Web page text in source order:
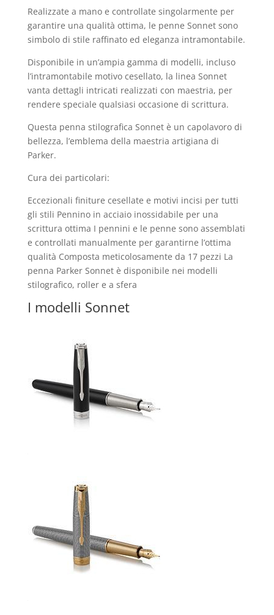
Realizzate a mano e controllate singolarmente per
garantire una qualità ottima, le penne Sonnet sono
simbolo di stile raffinato ed eleganza intramontabile.
Disponibile in un’ampia gamma di modelli, incluso
l’intramontabile motivo cesellato, la linea Sonnet
vanta dettagli intricati realizzati con maestria, per
rendere speciale qualsiasi occasione di scrittura.
Questa penna stilografica Sonnet è un capolavoro di
bellezza, l’emblema della maestria artigiana di
Parker.
Cura dei particolari:
Eccezionali finiture cesellate e motivi incisi per tutti
gli stili Pennino in acciaio inossidabile per una
scrittura ottima I pennini e le penne sono assemblati
e controllati manualmente per garantirne l’ottima
qualità Composta meticolosamente da 17 pezzi La
penna Parker Sonnet è disponibile nei modelli
stilografico, roller e a sfera
I modelli Sonnet